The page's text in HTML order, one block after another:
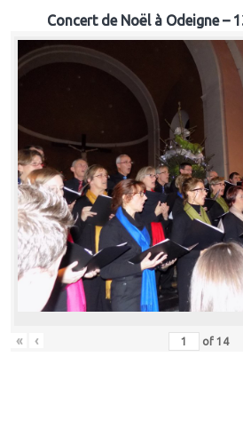
Concert de Noël à Odeigne –
« ‹ of 14